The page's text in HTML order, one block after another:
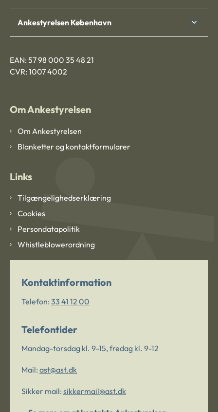
Ankestyrelsen København
EAN: 57 98 000 35 48 21
CVR: 1007 4002
Om Ankestyrelsen
Om Ankestyrelsen
Blanketter og kontaktformularer
Links
Tilgængelighedserklæring
Cookies
Persondatapolitik
Whistleblowerordning
Kontaktinformation
Telefon: 33 41 12 00
Telefontider
Mandag-torsdag kl. 9-15, fredag kl. 9-12
Mail: ast@ast.dk
Sikker mail: sikkermail@ast.dk